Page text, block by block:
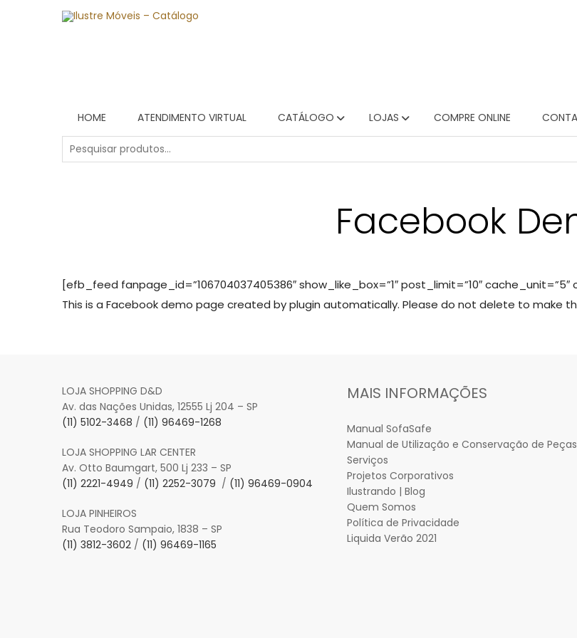
HOME ATENDIMENTO VIRTUAL CATÁLOGO LOJAS COMPRE ONLINE
Facebook
[efb_feed fanpage_id=”106704037405386″ show_like_box=”1″ post_limit=”10″ cache_unit=”5″
This is a Facebook demo page created by plugin automatically. Please do not delete to make
LOJA SHOPPING D&D
Av. das Nações Unidas, 12555 Lj 204 – SP
(11) 5102-3468 / (11) 96469-1268
LOJA SHOPPING LAR CENTER
Av. Otto Baumgart, 500 Lj 233 – SP
(11) 2221-4949 / (11) 2252-3079 / (11) 96469-0904
LOJA PINHEIROS
Rua Teodoro Sampaio, 1838 – SP
(11) 3812-3602 / (11) 96469-1165
MAIS INFORMAÇÕES
Manual SofaSafe
Manual de Utilização e Conservação de Peças
Serviços
Projetos Corporativos
Ilustrando | Blog
Quem Somos
Política de Privacidade
Liquida Verão 2021